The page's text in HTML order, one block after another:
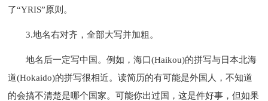
了“YRIS”原则。
3.地名右对齐，全部大写并加粗。
地名后一定写中国。例如，海口(Haikou)的拼写与日本北海
道(Hokaido)的拼写很相近。读简历的有可能是外国人，不知道
的会搞不清楚是哪个国家。可能你出过国，这是件好事，但如果